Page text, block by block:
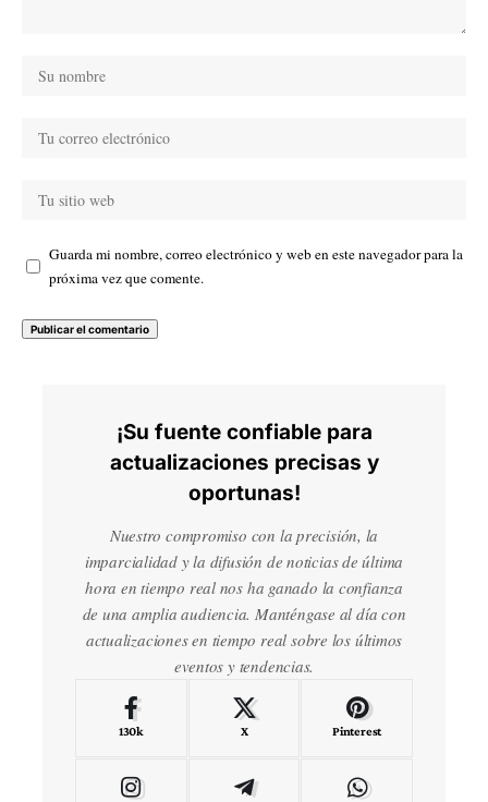
Guarda mi nombre, correo electrónico y web en este navegador para la
próxima vez que comente.
¡Su fuente confiable para
actualizaciones precisas y
oportunas!
Nuestro compromiso con la precisión, la
imparcialidad y la difusión de noticias de última
hora en tiempo real nos ha ganado la confianza
de una amplia audiencia. Manténgase al día con
actualizaciones en tiempo real sobre los últimos
eventos y tendencias.
130k X Pinterest